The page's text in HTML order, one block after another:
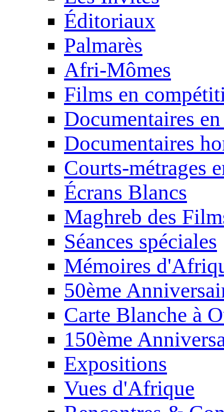
Éditoriaux
Palmarès
Afri-Mômes
Films en
Documentaires
Documentaires
Courts-métrages
Écrans Blancs
Maghreb des
Séances spéciales
Mémoires
50ème
Carte Blanche à
150ème
Expositions
Vues d'Afrique